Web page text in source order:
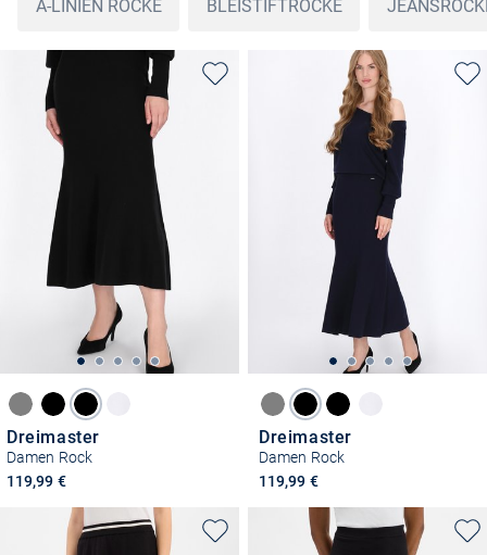
A-LINIEN RÖCKE BLEISTIFTRÖCKE
Dreimaster
Damen Rock
119,99 €
Dreimaster
Damen Rock
119,99 €